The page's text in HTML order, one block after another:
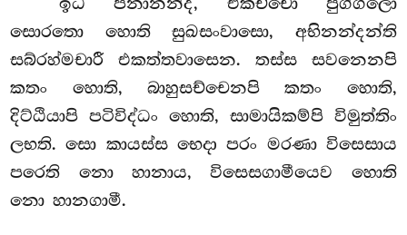
‘‘ඉධ පනානන්ද, එකච්චො පුග්ගලො
සොරතො හොති සුඛසංවාසො, අභිනන්දන්ති
සබ්රහ්මචාරී එකත්තවාසෙන. තස්ස සවනෙනපි
කතං හොති, බාහුසච්චෙනපි කතං හොති,
දිට්ඨියාපි පටිවිද්ධං හොති, සාමායිකම්පි විමුත්තිං
ලභති. සො කායස්ස භෙදා පරං මරණා විසෙසාය
පරෙති නො හානාය, විසෙසගාමීයෙව හොති
නො හානගාමී.